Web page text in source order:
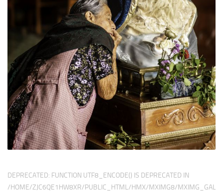
DEPRECATED: FUNCTION UTF8_ENCODE() IS DEPRECATED IN
/HOME/ZJC6QE1HW8XR/PUBLIC_HTML/HMX/MXIMG8/